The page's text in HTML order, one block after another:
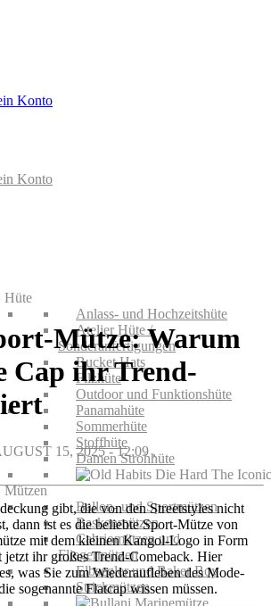
Konto
Konto
Hüte
Anlass- und Hochzeitshüte
Atelier Hüte /
Sonderanfertigungen
Bucket Hats
Filzhüte
Outdoor und Funktionshüte
Panamahüte
Sommerhüte
Stoffhüte
Damen Strohhüte
Mützen
Ballon- und Sportmützen
Baskenmützen
Cabriomützen und
Fliegermützen
Elbsegler und Baker Boy
Strickmützen
Mütze: Warum
Cap ihr Trend-
15, 2025 - 12:09 ,
gibt, die von den Streetstyles nicht
dann ist es die beliebte Sport-Mütze von
mit dem kleinen Kangol-Logo in Form
jetzt ihr großes Trend-Comeback. Hier
was Sie zum Wiederaufleben des Mode-
sogenannte Flatcap wissen müssen.